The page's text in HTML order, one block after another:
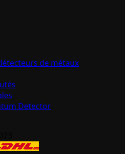
de métaux
Detector